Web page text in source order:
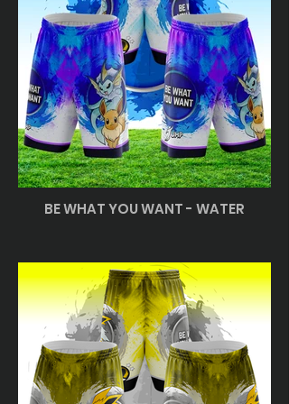
BE WHAT YOU WANT - WATER